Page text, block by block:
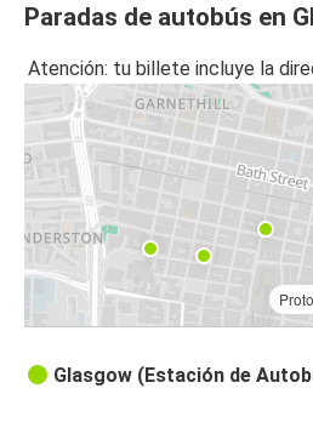
Paradas de autobús en
Atención: tu billete incluye la
Glasgow (Estación de